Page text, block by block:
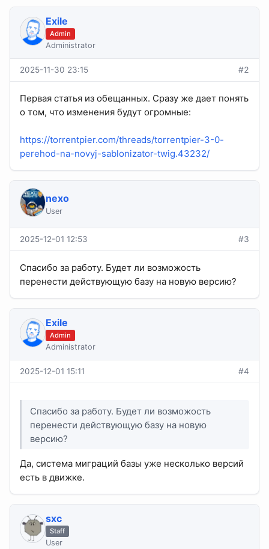
Exile
Admin
Administrator
2025-11-30 23:15 #2
Первая статья из обещанных. Сразу же дает понять
о том, что изменения будут огромные:
https://torrentpier.com/threads/torrentpier-3-0-
perehod-na-novyj-sablonizator-twig.43232/
nexo
User
2025-12-01 12:53 #3
Спасибо за работу. Будет ли возможость
перенести действующую базу на новую версию?
Exile
Admin
Administrator
2025-12-01 15:11 #4
Спасибо за работу. Будет ли возможость
перенести действующую базу на новую
версию?
Да, система миграций базы уже несколько версий
есть в движке.
sхс
Staff
User